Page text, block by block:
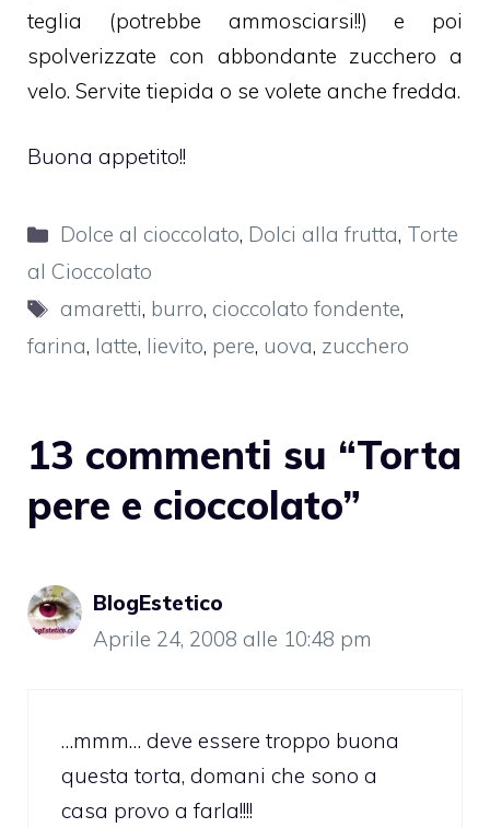
teglia (potrebbe ammosciarsi!!) e poi
spolverizzate con abbondante zucchero a
velo. Servite tiepida o se volete anche fredda.
Buona appetito!!
Categorie
Dolce al cioccolato, Dolci alla frutta, Torte
al Cioccolato
Tag
amaretti, burro, cioccolato fondente,
farina, latte, lievito, pere, uova, zucchero
13 commenti su “Torta
pere e cioccolato”
BlogEstetico
Aprile 24, 2008 alle 10:48 pm
…mmm… deve essere troppo buona
questa torta, domani che sono a
casa provo a farla!!!!